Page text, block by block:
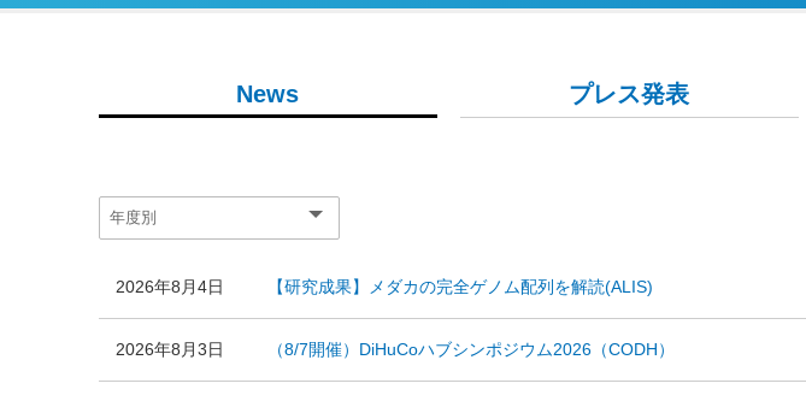
News プレス発表
2026年8月4日 【研究成果】メダカの完全ゲノム配列を解読(ALIS)
2026年8月3日 （8/7開催）DiHuCoハブシンポジウム2026（CODH）